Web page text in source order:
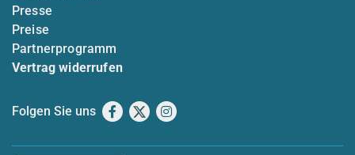
Presse
Preise
Partnerprogramm
Vertrag widerrufen
Folgen Sie uns Facebook
X Instagram